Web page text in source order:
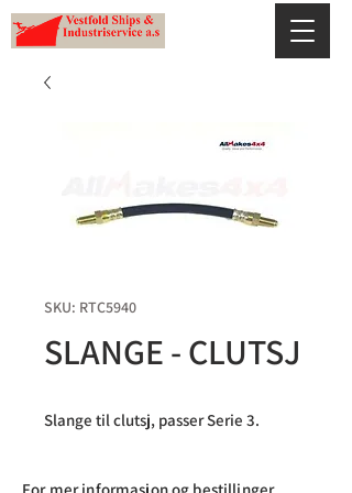
SKU: RTC5940
SLANGE - CLUTSJ
Slange til clutsj, passer Serie 3.